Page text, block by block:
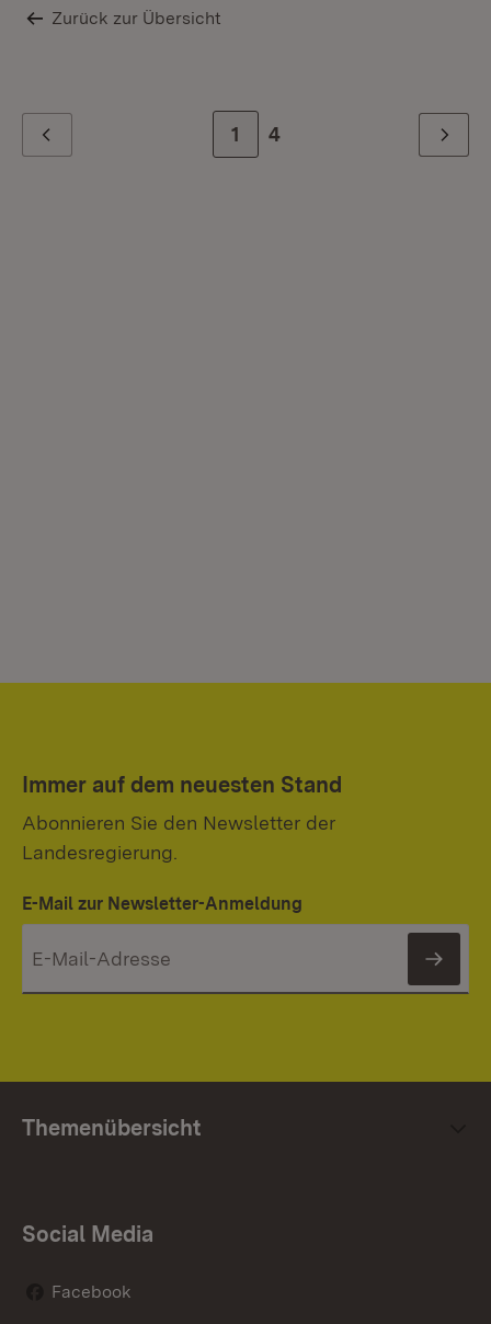
Zurück zur Übersicht
Zur Seite
1 Zur letzten Seite
4 Weiter
Immer auf dem neuesten Stand
Abonnieren Sie den Newsletter der
Landesregierung.
E-Mail zur Newsletter-Anmeldung
Themenübersicht
Social Media
Facebook